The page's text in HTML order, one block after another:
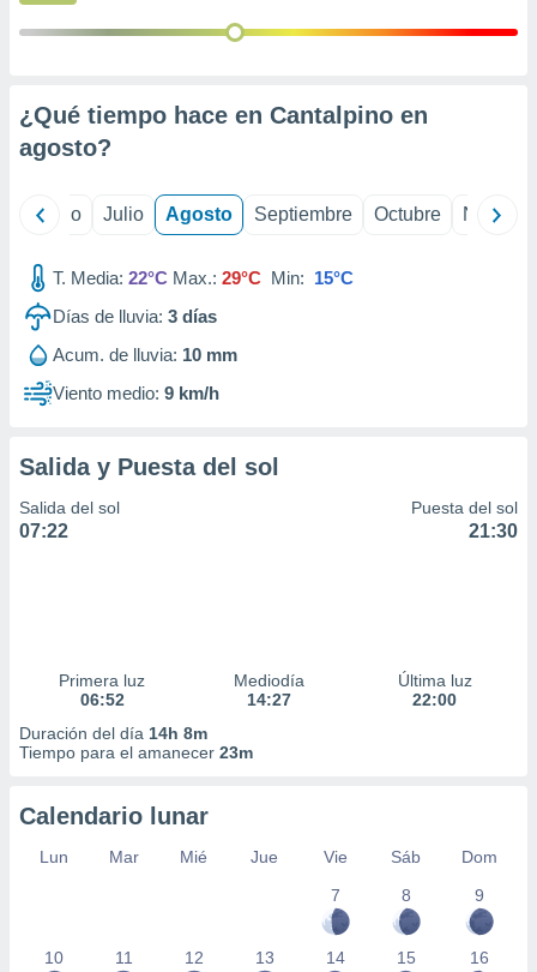
e
mediante
de
¿Qué tiempo hace en Cantalpino en
agosto?
Junio Julio Agosto Septiembre Octubre
T. Media: 22°C Max.: 29°C Min: 15°C
Días de lluvia: 3 días
Acum. de lluvia: 10 mm
Viento medio: 9 km/h
Salida y Puesta del sol
Salida del sol
07:22
Puesta del sol
21:30
Primera luz
06:52
Mediodía
14:27
Última luz
22:00
Duración del día 14h 8m
Tiempo para el amanecer 23m
Calendario lunar
Lun Mar Mié Jue Vie Sáb
Dom
7
8 9
10 11 12 13 14 15 16